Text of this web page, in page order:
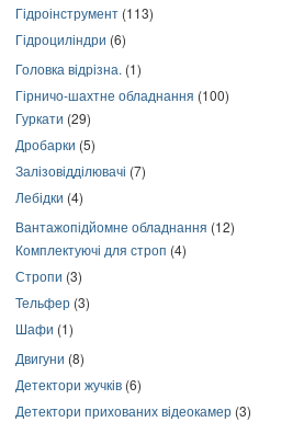
Гідроінструмент (113)
Гідроциліндри (6)
Головка відрізна. (1)
Гірничо-шахтне обладнання (100)
Гуркати (29)
Дробарки (5)
Залізовідділювачі (7)
Лебідки (4)
Вантажопідйомне обладнання (12)
Комплектуючі для строп (4)
Стропи (3)
Тельфер (3)
Шафи (1)
Двигуни (8)
Детектори жучків (6)
Детектори прихованих відеокамер (3)